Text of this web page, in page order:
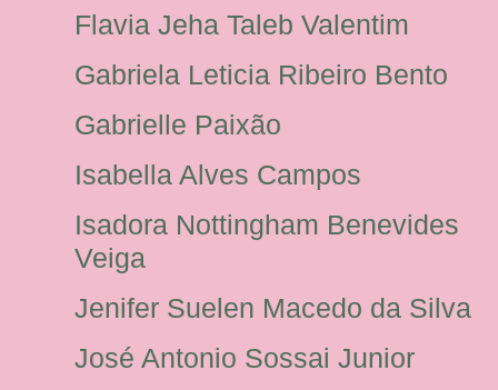
Flavia Jeha Taleb Valentim
Gabriela Leticia Ribeiro Bento
Gabrielle Paixão
Isabella Alves Campos
Isadora Nottingham Benevides
Veiga
Jenifer Suelen Macedo da Silva
José Antonio Sossai Junior